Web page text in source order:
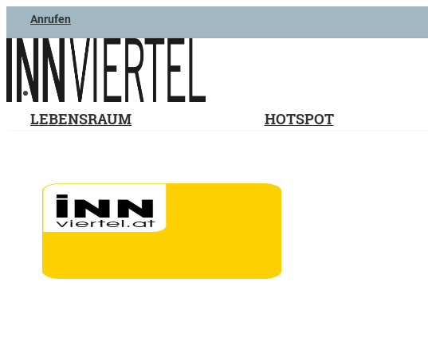
Anrufen
LEBENSRAUM HOTSPOT